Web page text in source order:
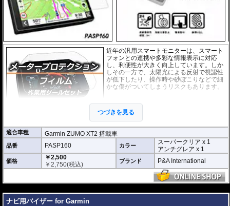
近年の汎用スマートモニターは、スマート
フォンとの連携や多彩な情報表示に対応
し、利便性が大きく向上しています。しか
しその一方で、太陽光による反射で視認性
が低下したり、操作時や砂ぼこりなどで細
かな傷がついてしまうリスクもあります。
汚れからディスプレイを保護します。
トには２枚のフィルム(スーパークリアとア
ンチグレア)が入っており
合わせたものをご利用いただけます。
スーパークリア :
耐摩耗性が非常に高く、
透明性の高いフィルム。貼り付けてしまう
と画面になじみ、フィルムの存在がほとん
どわからなくなります。
マット仕上げが施され、太
を防ぎ、画面を読み取りやすくします。も
つづきを見る
適合車種 Garmin ZUMO XT2 搭載車
品番 PASP160 カラー
スーパークリア x 1
アンチグレア x 1
価格
￥2,500
￥2,750(税込) ブランド P&A International
ナビ用バイザー for Garmin